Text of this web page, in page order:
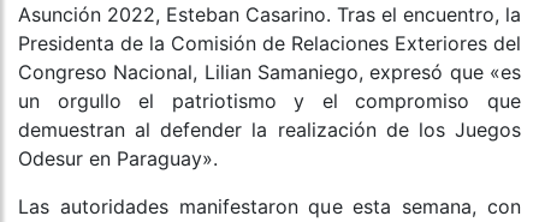
Asunción 2022, Esteban Casarino. Tras el encuentro, la
Presidenta de la Comisión de Relaciones Exteriores del
Congreso Nacional, Lilian Samaniego, expresó que «es
un orgullo el patriotismo y el compromiso que
demuestran al defender la realización de los Juegos
Odesur en Paraguay».
Las autoridades manifestaron que esta semana, con